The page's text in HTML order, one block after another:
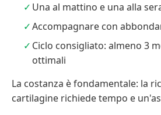
Una al mattino e una alla
Accompagnare con
Ciclo consigliato: almeno 3
ottimali
La costanza è fondamentale: la
cartilagine richiede tempo e